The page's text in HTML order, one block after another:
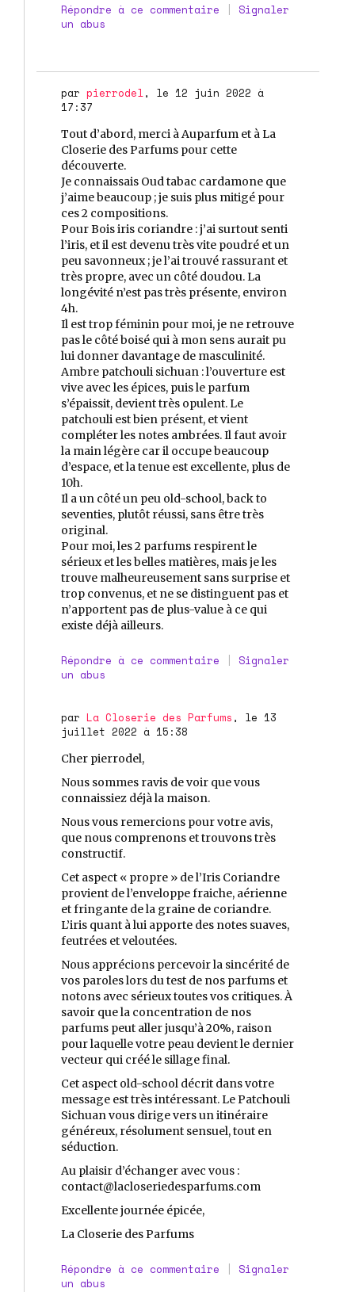
Répondre à ce commentaire | Signaler
un abus
par pierrodel, le 12 juin 2022 à
17:37
Tout d’abord, merci à Auparfum et à La
Closerie des Parfums pour cette
découverte.
Je connaissais Oud tabac cardamone que
j’aime beaucoup ; je suis plus mitigé pour
ces 2 compositions.
Pour Bois iris coriandre : j’ai surtout senti
l’iris, et il est devenu très vite poudré et un
peu savonneux ; je l’ai trouvé rassurant et
très propre, avec un côté doudou. La
longévité n’est pas très présente, environ
4h.
Il est trop féminin pour moi, je ne retrouve
pas le côté boisé qui à mon sens aurait pu
lui donner davantage de masculinité.
Ambre patchouli sichuan : l’ouverture est
vive avec les épices, puis le parfum
s’épaissit, devient très opulent. Le
patchouli est bien présent, et vient
compléter les notes ambrées. Il faut avoir
la main légère car il occupe beaucoup
d’espace, et la tenue est excellente, plus de
10h.
Il a un côté un peu old-school, back to
seventies, plutôt réussi, sans être très
original.
Pour moi, les 2 parfums respirent le
sérieux et les belles matières, mais je les
trouve malheureusement sans surprise et
trop convenus, et ne se distinguent pas et
n’apportent pas de plus-value à ce qui
existe déjà ailleurs.
Répondre à ce commentaire | Signaler
un abus
par La Closerie des Parfums , le 13
juillet 2022 à 15:38
Cher pierrodel,
Nous sommes ravis de voir que vous
connaissiez déjà la maison.
Nous vous remercions pour votre avis,
que nous comprenons et trouvons très
constructif.
Cet aspect « propre » de l’Iris Coriandre
provient de l’enveloppe fraiche, aérienne
et fringante de la graine de coriandre.
L’iris quant à lui apporte des notes suaves,
feutrées et veloutées.
Nous apprécions percevoir la sincérité de
vos paroles lors du test de nos parfums et
notons avec sérieux toutes vos critiques. À
savoir que la concentration de nos
parfums peut aller jusqu’à 20%, raison
pour laquelle votre peau devient le dernier
vecteur qui créé le sillage final.
Cet aspect old-school décrit dans votre
message est très intéressant. Le Patchouli
Sichuan vous dirige vers un itinéraire
généreux, résolument sensuel, tout en
séduction.
Au plaisir d’échanger avec vous :
contact@lacloseriedesparfums.com
Excellente journée épicée,
La Closerie des Parfums
Répondre à ce commentaire | Signaler
un abus